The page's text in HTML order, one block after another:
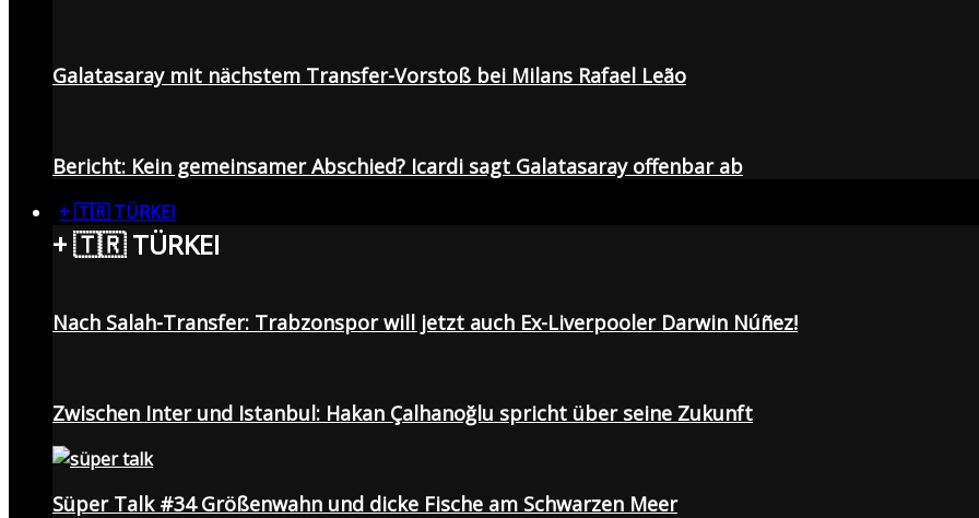
Galatasaray mit nächstem Transfer-Vorstoß bei Milans Rafael Leão
Bericht: Kein gemeinsamer Abschied? Icardi sagt Galatasaray offenbar ab
+ 🇹🇷 TÜRKEI
+ 🇹🇷 TÜRKEI
Nach Salah-Transfer: Trabzonspor will jetzt auch Ex-Liverpooler Darwin Núñez!
Zwischen Inter und Istanbul: Hakan Çalhanoğlu spricht über seine Zukunft
Süper Talk #34 Größenwahn und dicke Fische am Schwarzen Meer